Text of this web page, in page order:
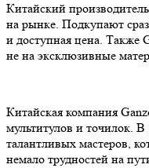
Китайский
на рынке. Подкупают
и доступная цена. Также
не на эксклюзивные
Китайская компания
мультитулов и точилок. В
талантливых мастеров,
немало трудностей на